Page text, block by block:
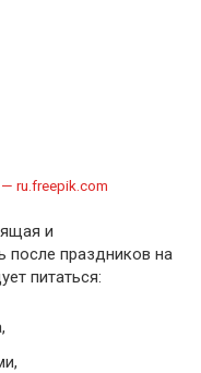
ru.freepik.com
и
после праздников на
питаться: